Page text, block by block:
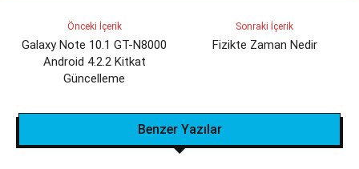
Önceki İçerik
Galaxy Note 10.1 GT-N8000
Android 4.2.2 Kitkat
Güncelleme
Sonraki İçerik
Fizikte Zaman Nedir
Benzer Yazılar